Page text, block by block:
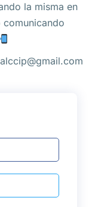
la misma en